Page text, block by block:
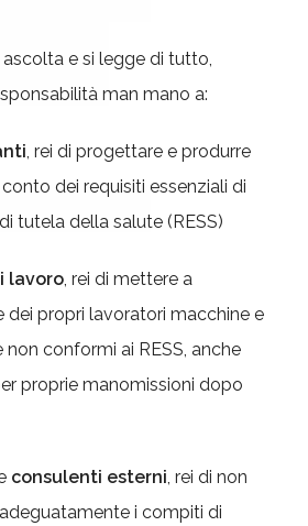
ascolta e si legge di tutto,
man mano a:
, rei di progettare e produrre
dei requisiti essenziali di
tutela della salute (RESS)
lavoro, rei di mettere a
dei propri lavoratori macchine e
conformi ai RESS, anche
proprie manomissioni dopo
consulenti esterni, rei di non
i compiti di